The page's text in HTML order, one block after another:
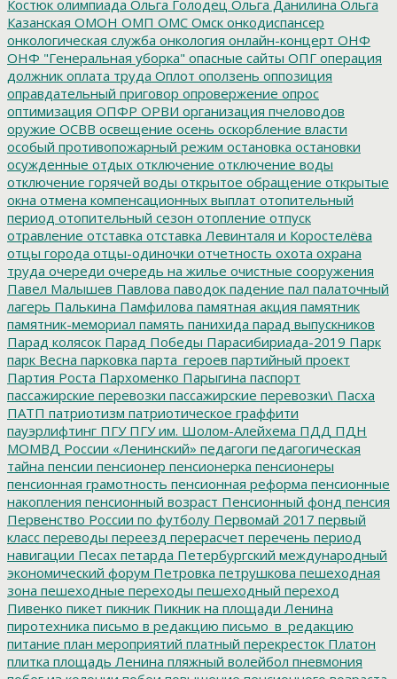
Костюк олимпиада Ольга Голодец Ольга Данилина Ольга
Казанская ОМОН ОМП ОМС Омск онкодиспансер
онкологическая служба онкология онлайн-концерт ОНФ
ОНФ "Генеральная уборка" опасные сайты ОПГ операция
должник оплата труда Оплот оползень оппозиция
оправдательный приговор опровержение опрос
оптимизация ОПФР ОРВИ организация пчеловодов
оружие ОСВВ освещение осень оскорбление власти
особый противопожарный режим остановка остановки
осужденные отдых отключение отключение воды
отключение горячей воды открытое обращение открытые
окна отмена компенсационных выплат отопительный
период отопительный сезон отопление отпуск
отравление отставка отставка Левинталя и Коростелёва
отцы города отцы-одиночки отчетность охота охрана
труда очереди очередь на жилье очистные сооружения
Павел Малышев Павлова паводок падение пал палаточный
лагерь Палькина Памфилова памятная акция памятник
памятник-мемориал память панихида парад выпускников
Парад колясок Парад Победы Парасибириада-2019 Парк
парк Весна парковка парта_героев партийный проект
Партия Роста Пархоменко Парыгина паспорт
пассажирские перевозки пассажирские перевозки\ Пасха
ПАТП патриотизм патриотическое граффити
пауэрлифтинг ПГУПГУ им. Шолом-Алейхема ПДД ПДН
МОМВД России «Ленинский» педагоги педагогическая
тайна пенсии пенсионер пенсионерка пенсионеры
пенсионная грамотность пенсионная реформа пенсионные
накопления пенсионный возраст Пенсионный фонд пенсия
Первенство России по футболу Первомай 2017 первый
класс переводы переезд перерасчет перечень период
навигации Песах петарда Петербургский международный
экономический форум Петровка петрушкова пешеходная
зона пешеходные переходы пешеходный переход
Пивенко пикет пикник Пикник на площади Ленина
пиротехника письмо в редакцию письмо_в_редакцию
питание план мероприятий платный перекресток Платон
плитка площадь Ленина пляжный волейбол пневмония